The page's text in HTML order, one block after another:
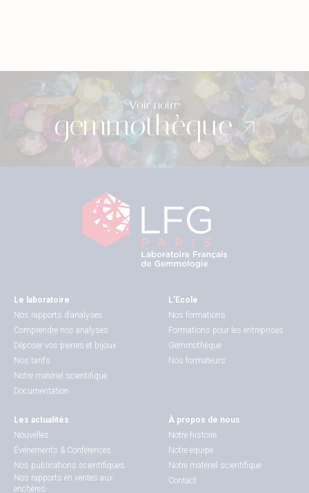
Voir notre
gemmothèque
Le laboratoire
Nos rapports d’analyses
Comprendre nos analyses
Déposer vos pierres et bijoux
Nos tarifs
Notre matériel scientifique
Documentation
L’Ecole
Nos formations
Formations pour les entreprises
Gemmothèque
Nos formateurs
Les actualités
Nouvelles
Événements & Conférences
Nos publications scientifiques
Nos rapports en ventes aux
enchères
À propos de nous
Notre histoire
Notre équipe
Notre matériel scientifique
Contact